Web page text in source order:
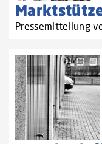
Pressemitteilung